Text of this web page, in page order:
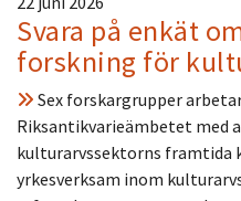
Svara på enkät
forskning för
Sex forskargrupper
Riksantikvarieämbetet med
kulturarvssektorns framtida
yrkesverksam inom